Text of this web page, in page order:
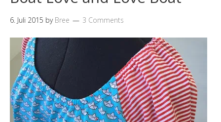
6. Juli 2015 by Bree 3 Comments